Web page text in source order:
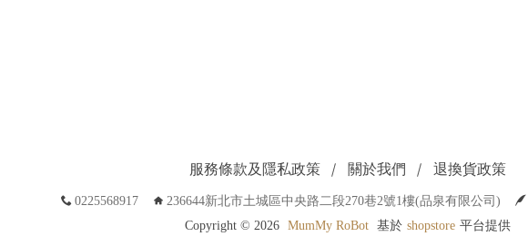
服務條款及隱私政策 關於我們 退換貨政策
0225568917 236644新北市土城區中央路二段270巷2號1樓(品泉有限公司)
Copyright © 2026 MumMy RoBot 基於 shopstore 平台提供